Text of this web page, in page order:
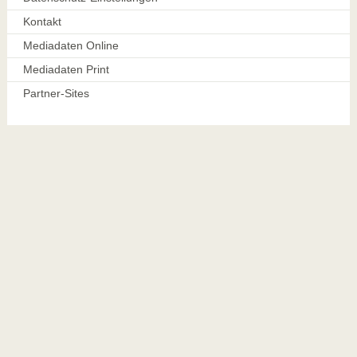
Kontakt
Mediadaten Online
Mediadaten Print
Partner-Sites